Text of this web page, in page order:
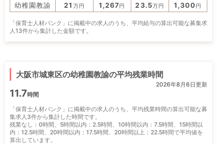
幼稚園教諭
21 万円 1,267円 23.5万円 1,300 円
「保育士人材バンク」に掲載中の求人のうち、平均給与の算出可能な募集求
人13件から集計した金額です。
大阪市城東区の幼稚園教諭の平均残業時間
2026年8月6日更新
11.7時間
「保育士人材バンク」に掲載中の求人のうち、平均残業時間の算出可能な募
集求人3件から集計した時間です。
残業なし：0時間、5時間以内：2.5時間、10時間以内：7.5時間、15時間以
内：12.5時間、20時間以内：17.5時間、20時間以上：22.5時間で平均値を
算出しています。